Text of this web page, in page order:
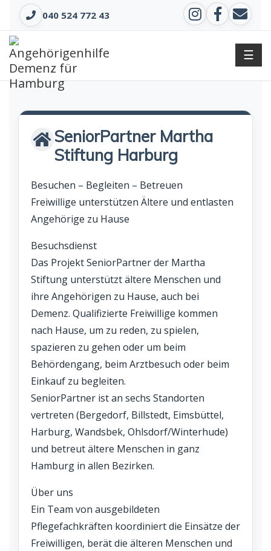
040 524 772 43
☰
SeniorPartner Martha
Stiftung Harburg
Besuchen – Begleiten – Betreuen
Freiwillige unterstützen Ältere und entlasten
Angehörige zu Hause
Besuchsdienst
Das Projekt SeniorPartner der Martha
Stiftung unterstützt ältere Menschen und
ihre Angehörigen zu Hause, auch bei
Demenz. Qualifizierte Freiwillige kommen
nach Hause, um zu reden, zu spielen,
spazieren zu gehen oder um beim
Behördengang, beim Arztbesuch oder beim
Einkauf zu begleiten.
SeniorPartner ist an sechs Standorten
vertreten (Bergedorf, Billstedt, Eimsbüttel,
Harburg, Wandsbek, Ohlsdorf/Winterhude)
und betreut ältere Menschen in ganz
Hamburg in allen Bezirken.
Über uns
Ein Team von ausgebildeten
Pflegefachkräften koordiniert die Einsätze der
Freiwilligen, berät die älteren Menschen und